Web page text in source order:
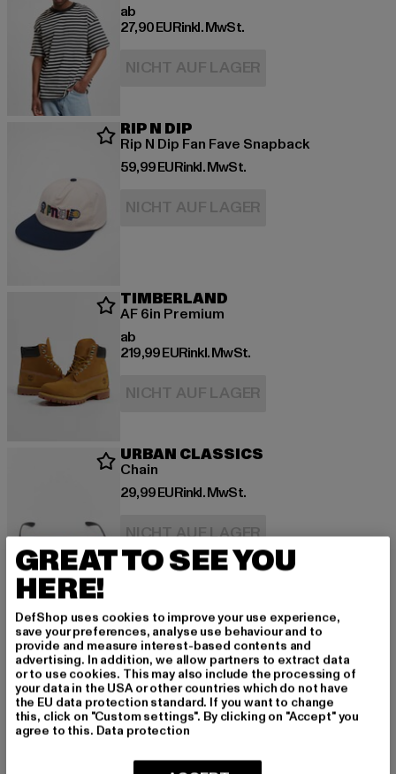
ab
27,90 EUR
Derzeitiger Preis: ab 27,90 EUR
inkl. MwSt.
NICHT AUF LAGER
RIP N DIP
Rip N Dip Fan Fave Snapback
59,99 EUR
Derzeitiger Preis: 59,99 EUR
inkl. MwSt.
NICHT AUF LAGER
TIMBERLAND
AF 6in Premium
ab
219,99 EUR
Derzeitiger Preis: ab 219,99 EUR
inkl. MwSt.
NICHT AUF LAGER
URBAN CLASSICS
Chain
29,99 EUR
Derzeitiger Preis: 29,99 EUR
inkl. MwSt.
NICHT AUF LAGER
BUILD YOUR BRAND
Crew
NEU
3,99 EUR
Derzeitiger Preis: 3,99 EUR
inkl. MwSt.
NICHT AUF LAGER
GREAT TO SEE YOU
HERE!
DefShop uses cookies to improve your use experience,
save your preferences, analyse use behaviour and to
provide and measure interest-based contents and
advertising. In addition, we allow partners to extract data
or to use cookies. This may also include the processing of
your data in the USA or other countries which do not have
the EU data protection standard. If you want to change
this, click on "Custom settings". By clicking on "Accept" you
agree to this. Data protection